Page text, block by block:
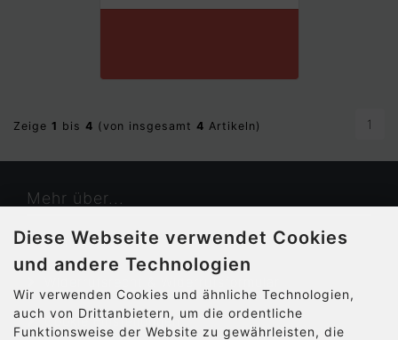
Zeige 1 bis 4 (von insgesamt 4 Artikeln) 1
Mehr über...
Kontakt
Cookie Einstellungen
Diese Webseite verwendet Cookies
und andere Technologien
Wir verwenden Cookies und ähnliche Technologien,
auch von Drittanbietern, um die ordentliche
Funktionsweise der Website zu gewährleisten, die